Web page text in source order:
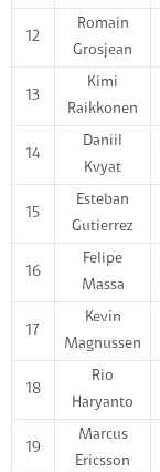
12
Romain
Grosjean
13
Kimi
Raikkonen
14
Daniil
Kvyat
15
Esteban
Gutierrez
16
Felipe
Massa
17
Kevin
Magnussen
18
Rio
Haryanto
19
Marcus
Ericsson